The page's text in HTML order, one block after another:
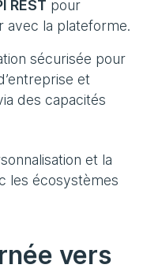
REST pour
avec la plateforme.
sécurisée pour
et
des capacités
et la
les écosystèmes
vers